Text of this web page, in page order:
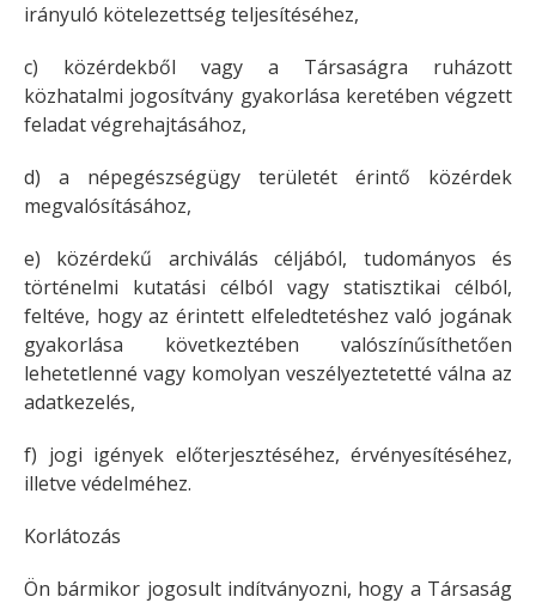
irányuló kötelezettség teljesítéséhez,
c) közérdekből vagy a Társaságra ruházott
közhatalmi jogosítvány gyakorlása keretében végzett
feladat végrehajtásához,
d) a népegészségügy területét érintő közérdek
megvalósításához,
e) közérdekű archiválás céljából, tudományos és
történelmi kutatási célból vagy statisztikai célból,
feltéve, hogy az érintett elfeledtetéshez való jogának
gyakorlása következtében valószínűsíthetően
lehetetlenné vagy komolyan veszélyeztetetté válna az
adatkezelés,
f) jogi igények előterjesztéséhez, érvényesítéséhez,
illetve védelméhez.
Korlátozás
Ön bármikor jogosult indítványozni, hogy a Társaság